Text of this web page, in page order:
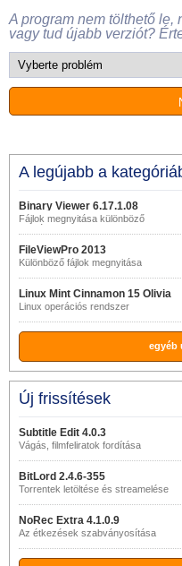
A program nem tölthető le,
vagy tud újabb verziót?
A legújabb a
Binary Viewer 6.17.1.08
Fájlok megnyitása különböző
formátumokban
FileViewPro 2013
Különböző fájlok megnyitása
Linux Mint Cinnamon 15 Olivia
Linux operációs rendszer
egyéb
Új frissítések
Subtitle Edit 4.0.3
Vágás, filmfeliratok fordítása
BitLord 2.4.6-355
Torrentek letöltése és streamelése
NoRec Extra 4.1.0.9
Az étkezések szabványosítása